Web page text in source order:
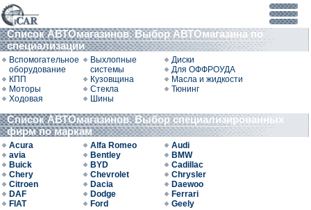
Список АВТОмагазинов. Выбор АВТОмагазина по
специализации
Вспомогательное
оборудование
Выхлопные
системы
Диски
Для ОФФРОУДА
КПП
Кузовщина
Масла и жидкости
Моторы
Стекла
Тюнинг
Ходовая
Шины
Список АВТОмагазинов. Выбор специализированных
фирм по маркам
Acura Alfa Romeo
Audi
avia
Bentley
BMW
Buick
BYD
Cadillac
Chery
Chevrolet
Chrysler
Citroen
Dacia
Daewoo
DAF
Dodge
Ferrari
FIAT
Ford
Geely